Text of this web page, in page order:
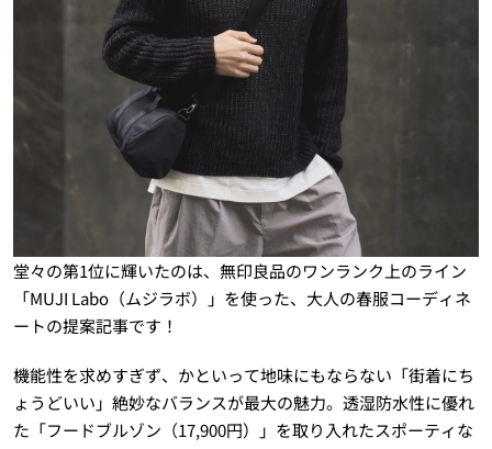
堂々の第1位に輝いたのは、無印良品のワンランク上のライン
「MUJI Labo（ムジラボ）」を使った、大人の春服コーディネ
ートの提案記事です！
機能性を求めすぎず、かといって地味にもならない「街着にち
ょうどいい」絶妙なバランスが最大の魅力。透湿防水性に優れ
た「フードブルゾン（17,900円）」を取り入れたスポーティな